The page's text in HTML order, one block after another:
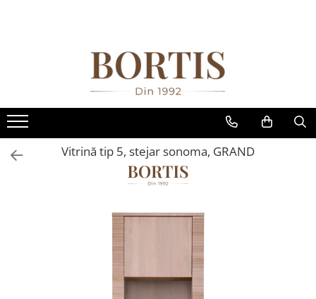
Fotolii balansoar/relaxante
Canapele
Coltare/canapele in L
Comode
Comode lux-ultramoderne
Mese sufragerie/dining
Vitrină tip 5, stejar sonoma, GRAND